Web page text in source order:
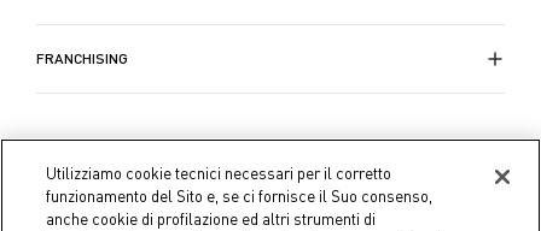
FRANCHISING
Utilizziamo cookie tecnici necessari per il corretto
funzionamento del Sito e, se ci fornisce il Suo consenso,
anche cookie di profilazione ed altri strumenti di